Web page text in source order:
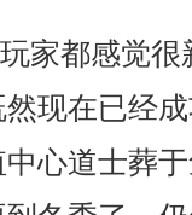
家都感觉
现在已经
心道士葬